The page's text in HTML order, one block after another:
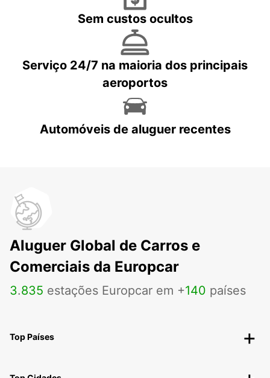
Sem custos ocultos
Serviço 24/7 na maioria dos principais
aeroportos
Automóveis de aluguer recentes
Aluguer Global de Carros e
Comerciais da Europcar
3.835 estações Europcar em +140 países
Top Países